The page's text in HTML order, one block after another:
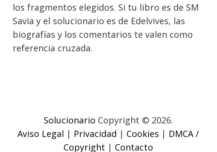
los fragmentos elegidos. Si tu libro es de SM
Savia y el solucionario es de Edelvives, las
biografías y los comentarios te valen como
referencia cruzada.
Solucionario Copyright © 2026.
Aviso Legal | Privacidad | Cookies | DMCA /
Copyright | Contacto